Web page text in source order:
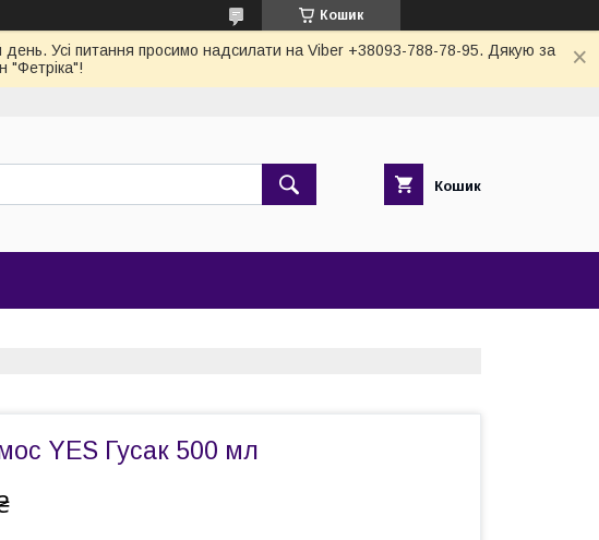
Кошик
день. Усі питання просимо надсилати на Viber +38093-788-78-95. Дякую за
"Фетріка"!
Кошик
YES Гусак 500 мл